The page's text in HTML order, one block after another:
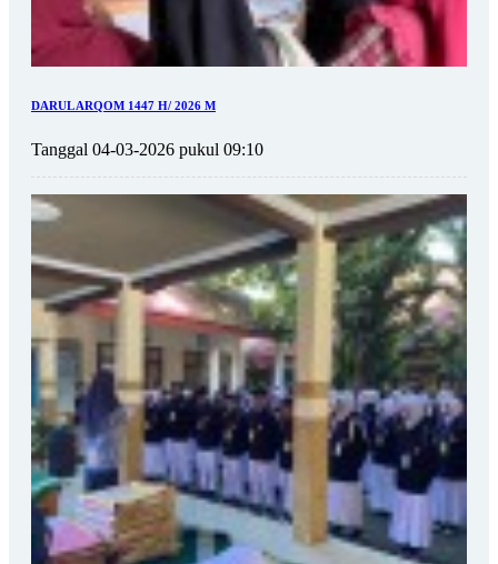
DARUL ARQOM 1447 H/ 2026 M
Tanggal 04-03-2026 pukul 09:10